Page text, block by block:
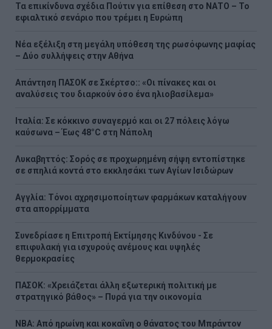
Τα επικίνδυνα σχέδια Πούτιν για επίθεση στο ΝΑΤΟ – Το
εφιαλτικό σενάριο που τρέμει η Ευρώπη
Νέα εξέλιξη στη μεγάλη υπόθεση της ρωσόφωνης μαφίας
– Δύο συλλήψεις στην Αθήνα
Απάντηση ΠΑΣΟΚ σε Σκέρτσο:: «Οι πίνακες και οι
αναλύσεις του διαρκούν όσο ένα ηλιοβασίλεμα»
Ιταλία: Σε κόκκινο συναγερμό και οι 27 πόλεις λόγω
καύσωνα – Έως 48°C στη Νάπολη
Λυκαβηττός: Σορός σε προχωρημένη σήψη εντοπίστηκε
σε σπηλιά κοντά στο εκκλησάκι των Αγίων Ισιδώρων
Αγγλία: Τόνοι αχρησιμοποίητων φαρμάκων καταλήγουν
στα απορρίμματα
Συνεδρίασε η Επιτροπή Εκτίμησης Κινδύνου - Σε
επιφυλακή για ισχυρούς ανέμους και υψηλές
θερμοκρασίες
ΠΑΣΟΚ: «Χρειάζεται άλλη εξωτερική πολιτική με
στρατηγικό βάθος» – Πυρά για την οικονομία
NBA: Από ηρωίνη και κοκαΐνη ο θάνατος του Μπράντον